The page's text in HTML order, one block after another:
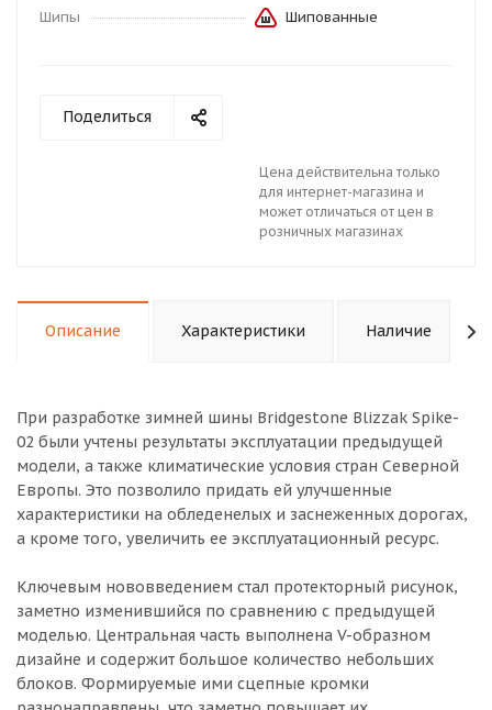
Шипы
Шипованные
Поделиться
Цена действительна только
для интернет-магазина и
может отличаться от цен в
розничных магазинах
Описание Характеристики Наличие
При разработке зимней шины Bridgestone Blizzak Spike-
02 были учтены результаты эксплуатации предыдущей
модели, а также климатические условия стран Северной
Европы. Это позволило придать ей улучшенные
характеристики на обледенелых и заснеженных дорогах,
а кроме того, увеличить ее эксплуатационный ресурс.
Ключевым нововведением стал протекторный рисунок,
заметно изменившийся по сравнению с предыдущей
моделью. Центральная часть выполнена V-образном
дизайне и содержит большое количество небольших
блоков. Формируемые ими сцепные кромки